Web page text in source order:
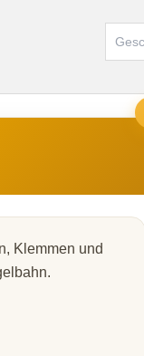
Klemmen und